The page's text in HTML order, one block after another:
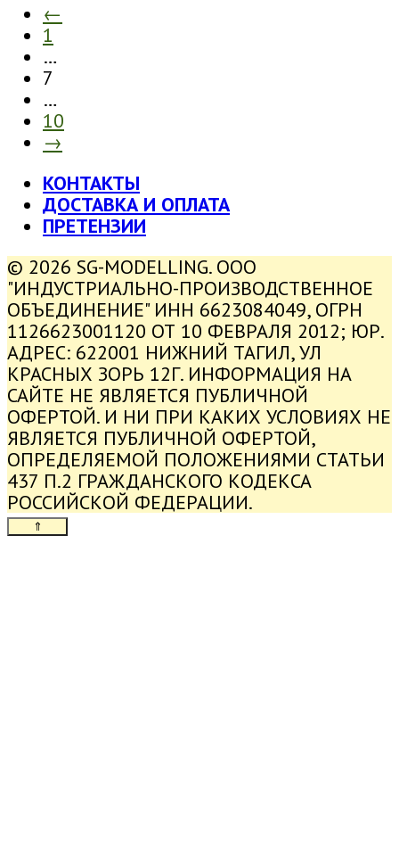
←
1
…
7
…
10
→
КОНТАКТЫ
ДОСТАВКА И ОПЛАТА
ПРЕТЕНЗИИ
© 2026 SG-MODELLING. ООО
"ИНДУСТРИАЛЬНО-ПРОИЗВОДСТВЕННОЕ
ОБЪЕДИНЕНИЕ" ИНН 6623084049, ОГРН
1126623001120 ОТ 10 ФЕВРАЛЯ 2012; ЮР.
АДРЕС: 622001 НИЖНИЙ ТАГИЛ, УЛ
КРАСНЫХ ЗОРЬ 12Г. ИНФОРМАЦИЯ НА
САЙТЕ НЕ ЯВЛЯЕТСЯ ПУБЛИЧНОЙ
ОФЕРТОЙ. И НИ ПРИ КАКИХ УСЛОВИЯХ НЕ
ЯВЛЯЕТСЯ ПУБЛИЧНОЙ ОФЕРТОЙ,
ОПРЕДЕЛЯЕМОЙ ПОЛОЖЕНИЯМИ СТАТЬИ
437 П.2 ГРАЖДАНСКОГО КОДЕКСА
РОССИЙСКОЙ ФЕДЕРАЦИИ.